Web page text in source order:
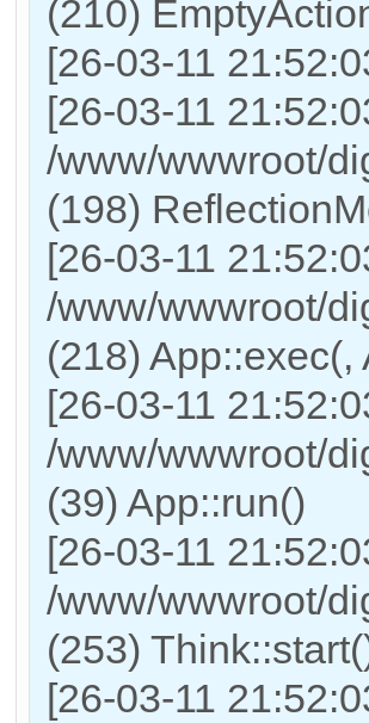
(210)
[26-03-11
[26-03-11
/www/wwwroot/
(198)
[26-03-11
/www/wwwroot/
(218) App::exec(,
[26-03-11
/www/wwwroot/
(39) App::run()
[26-03-11
/www/wwwroot/
(253)
[26-03-11